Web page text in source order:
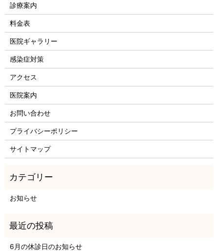
診療案内
料金表
医院ギャラリー
感染症対策
アクセス
医院案内
お問い合わせ
プライバシーポリシー
サイトマップ
お知らせ
6月の休診日のお知らせ